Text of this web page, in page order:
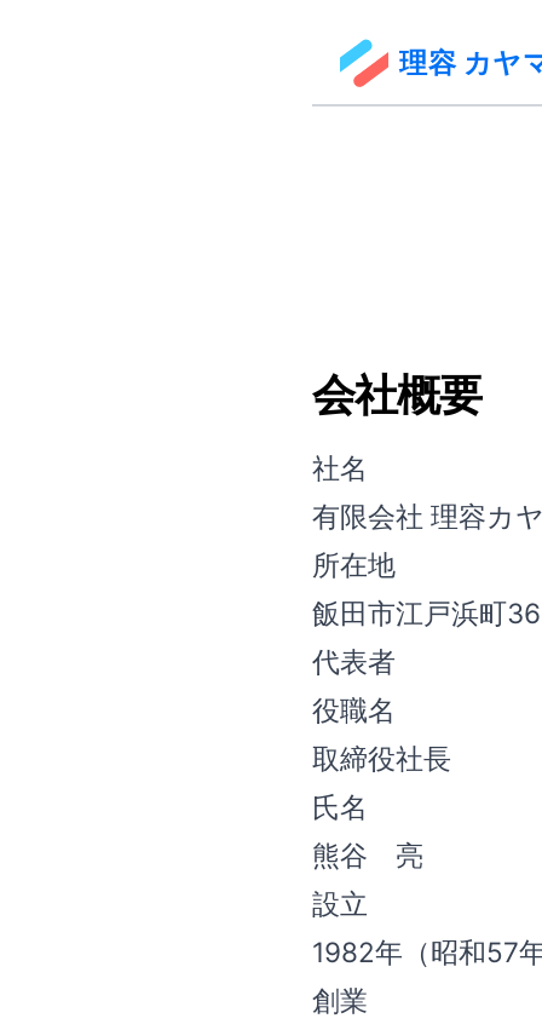
理容 カヤ
会社概要
社名
有限会社 理容カ
所在地
飯田市江戸浜町
代表者
役職名
取締役社長
氏名
熊谷 亮
設立
1982年（昭和57
創業